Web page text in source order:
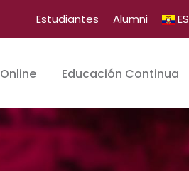
Estudiantes Alumni ES
Online Educación Continua